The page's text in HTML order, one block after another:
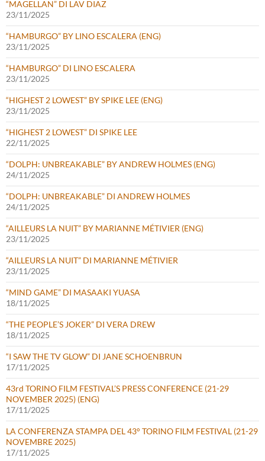
“MAGELLAN” DI LAV DIAZ
23/11/2025
“HAMBURGO” BY LINO ESCALERA (ENG)
23/11/2025
“HAMBURGO” DI LINO ESCALERA
23/11/2025
“HIGHEST 2 LOWEST” BY SPIKE LEE (ENG)
23/11/2025
“HIGHEST 2 LOWEST” DI SPIKE LEE
22/11/2025
“DOLPH: UNBREAKABLE” BY ANDREW HOLMES (ENG)
24/11/2025
“DOLPH: UNBREAKABLE” DI ANDREW HOLMES
24/11/2025
“AILLEURS LA NUIT” BY MARIANNE MÉTIVIER (ENG)
23/11/2025
“AILLEURS LA NUIT” DI MARIANNE MÉTIVIER
23/11/2025
“MIND GAME” DI MASAAKI YUASA
18/11/2025
“THE PEOPLE’S JOKER” DI VERA DREW
18/11/2025
“I SAW THE TV GLOW” DI JANE SCHOENBRUN
17/11/2025
43rd TORINO FILM FESTIVAL’S PRESS CONFERENCE (21-29
NOVEMBER 2025) (ENG)
17/11/2025
LA CONFERENZA STAMPA DEL 43° TORINO FILM FESTIVAL (21-29
NOVEMBRE 2025)
17/11/2025